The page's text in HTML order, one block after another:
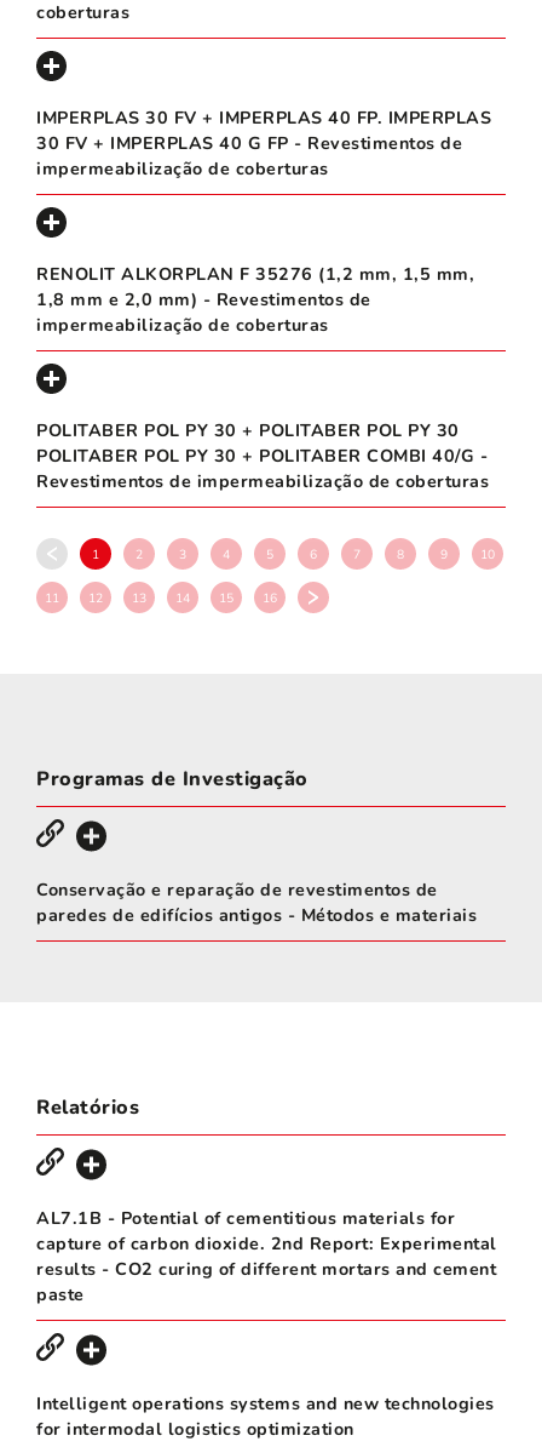
coberturas
IMPERPLAS 30 FV + IMPERPLAS 40 FP. IMPERPLAS
30 FV + IMPERPLAS 40 G FP - Revestimentos de
impermeabilização de coberturas
RENOLIT ALKORPLAN F 35276 (1,2 mm, 1,5 mm,
1,8 mm e 2,0 mm) - Revestimentos de
impermeabilização de coberturas
POLITABER POL PY 30 + POLITABER POL PY 30
POLITABER POL PY 30 + POLITABER COMBI 40/G -
Revestimentos de impermeabilização de coberturas
1 2 3 4 5 6 7 8 9 10
11 12 13 14 15 16
Programas de Investigação
Conservação e reparação de revestimentos de
paredes de edifícios antigos - Métodos e materiais
Relatórios
AL7.1B - Potential of cementitious materials for
capture of carbon dioxide. 2nd Report: Experimental
results - CO2 curing of different mortars and cement
paste
Intelligent operations systems and new technologies
for intermodal logistics optimization